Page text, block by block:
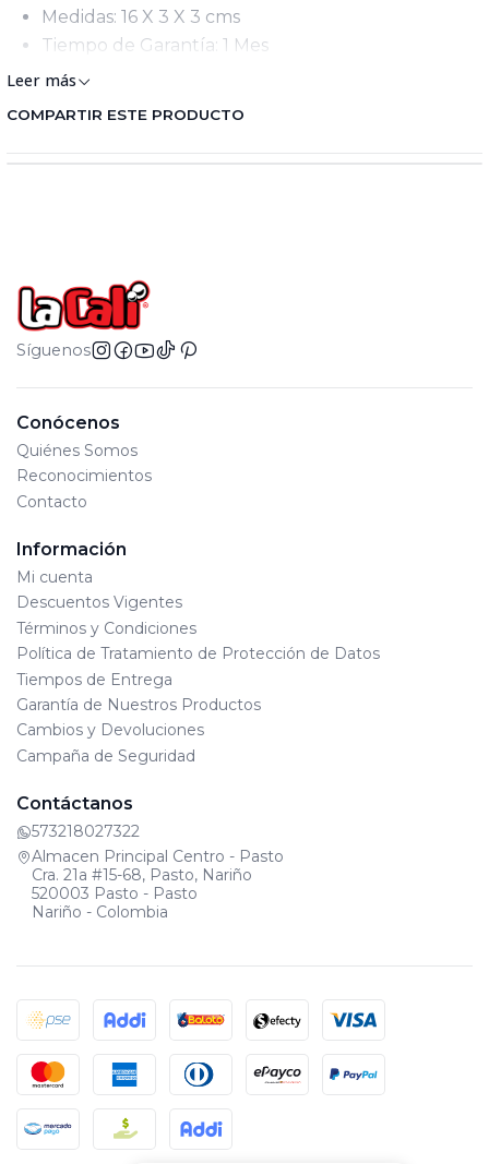
Medidas: 16 X 3 X 3 cms
Tiempo de Garantía: 1 Mes
Leer más
COMPARTIR ESTE PRODUCTO
Síguenos
Conócenos
Quiénes Somos
Reconocimientos
Contacto
Información
Mi cuenta
Descuentos Vigentes
Términos y Condiciones
Política de Tratamiento de Protección de Datos
Tiempos de Entrega
Garantía de Nuestros Productos
Cambios y Devoluciones
Campaña de Seguridad
Contáctanos
573218027322
Almacen Principal Centro - Pasto
Cra. 21a #15-68, Pasto, Nariño
520003 Pasto - Pasto
Nariño - Colombia